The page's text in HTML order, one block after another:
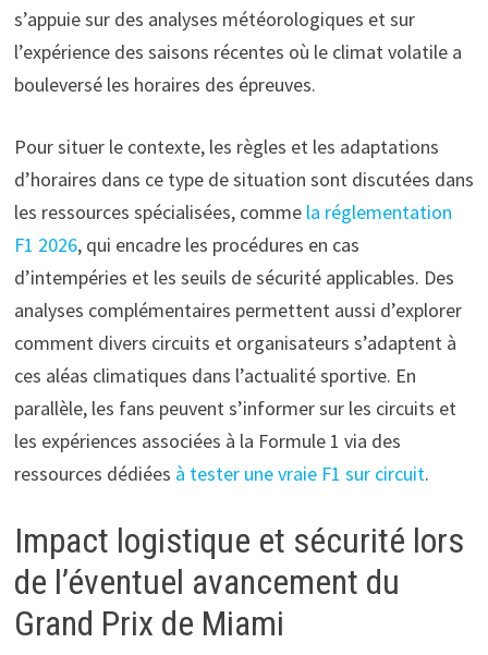
s’appuie sur des analyses météorologiques et sur
l’expérience des saisons récentes où le climat volatile a
bouleversé les horaires des épreuves.
Pour situer le contexte, les règles et les adaptations
d’horaires dans ce type de situation sont discutées dans
les ressources spécialisées, comme la réglementation
F1 2026, qui encadre les procédures en cas
d’intempéries et les seuils de sécurité applicables. Des
analyses complémentaires permettent aussi d’explorer
comment divers circuits et organisateurs s’adaptent à
ces aléas climatiques dans l’actualité sportive. En
parallèle, les fans peuvent s’informer sur les circuits et
les expériences associées à la Formule 1 via des
ressources dédiées à tester une vraie F1 sur circuit.
Impact logistique et sécurité lors
de l’éventuel avancement du
Grand Prix de Miami